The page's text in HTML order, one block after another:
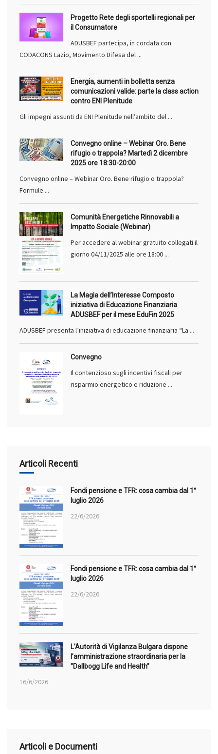
Progetto Rete degli sportelli regionali per
il Consumatore
ADUSBEF partecipa, in cordata con
CODACONS Lazio, Movimento Difesa del ...
Energia, aumenti in bolletta senza
comunicazioni valide: parte la class action
contro ENI Plenitude
Gli impegni assunti da ENI Plenitude nell’ambito del ...
Convegno online – Webinar Oro. Bene
rifugio o trappola? Martedì 2 dicembre
2025 ore 18:30-20:00
Convegno online – Webinar Oro. Bene rifugio o trappola?
Formule ...
Comunità Energetiche Rinnovabili a
Impatto Sociale (Webinar)
Per accedere al webinar gratuito collegati il
giorno 04/11/2025 alle ore 18:00 ...
La Magia dell’Interesse Composto
iniziativa di Educazione Finanziaria
ADUSBEF per il mese EduFin 2025
ADUSBEF presenta l’iniziativa di educazione finanziaria “La ...
Convegno
Il contenzioso sugli incentivi fiscali per
risparmio energetico e riduzione ...
Articoli Recenti
Fondi pensione e TFR: cosa cambia dal 1°
luglio 2026
22/6/2026
Fondi pensione e TFR: cosa cambia dal 1°
luglio 2026
22/6/2026
L’Autorità di Vigilanza Bulgara dispone
l’amministrazione straordinaria per la
"Dallbogg Life and Health"
16/6/2026
Articoli e Documenti